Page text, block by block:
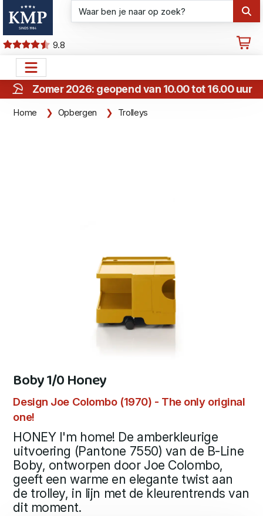
9.8
Zomer 2026: geopend van 10.00 tot 16.00 uur
Home Opbergen Trolleys
Boby 1/0 Honey
Design Joe Colombo (1970) - The only original
one!
HONEY I'm home! De amberkleurige
uitvoering (Pantone 7550) van de B-Line
Boby, ontworpen door Joe Colombo,
geeft een warme en elegante twist aan
de trolley, in lijn met de kleurentrends van
dit moment.